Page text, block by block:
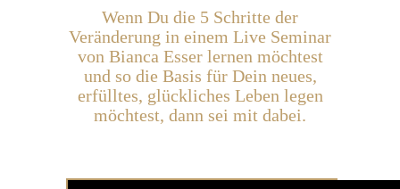
Wenn Du die 5 Schritte der
Veränderung in einem Live Seminar
von Bianca Esser lernen möchtest
und so die Basis für Dein neues,
erfülltes, glückliches Leben legen
möchtest, dann sei mit dabei.